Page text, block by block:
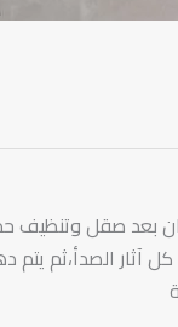
بعد صقل وتنظيف
كل آثار الصدأ،ثم يتم